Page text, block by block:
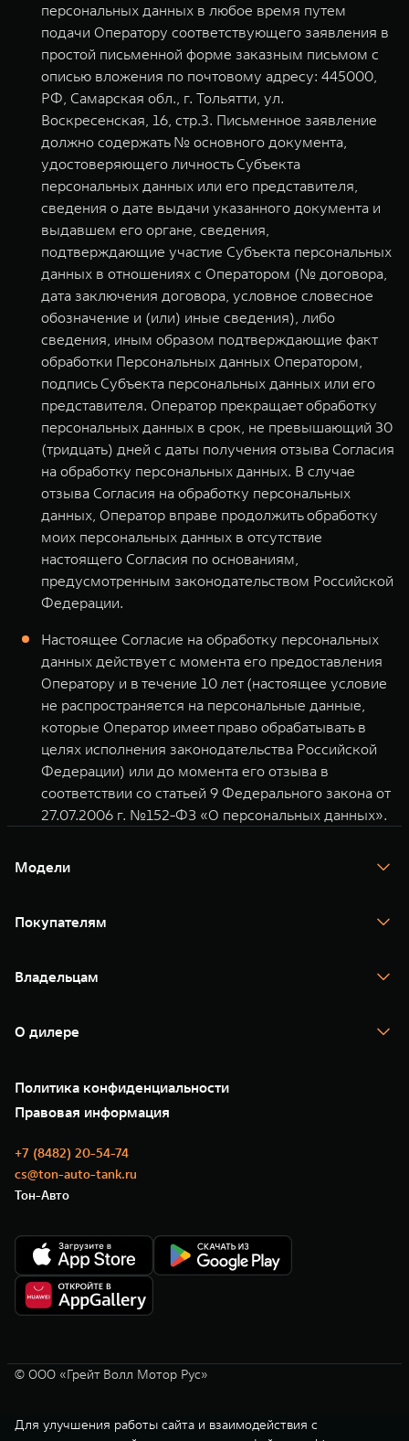
персональных данных в любое время путем
подачи Оператору соответствующего заявления в
простой письменной форме заказным письмом с
описью вложения по почтовому адресу: 445000,
РФ, Самарская обл., г. Тольятти, ул.
Воскресенская, 16, стр.3. Письменное заявление
должно содержать № основного документа,
удостоверяющего личность Субъекта
персональных данных или его представителя,
сведения о дате выдачи указанного документа и
выдавшем его органе, сведения,
подтверждающие участие Субъекта персональных
данных в отношениях с Оператором (№ договора,
дата заключения договора, условное словесное
обозначение и (или) иные сведения), либо
сведения, иным образом подтверждающие факт
обработки Персональных данных Оператором,
подпись Субъекта персональных данных или его
представителя. Оператор прекращает обработку
персональных данных в срок, не превышающий 30
(тридцать) дней с даты получения отзыва Согласия
на обработку персональных данных. В случае
отзыва Согласия на обработку персональных
данных, Оператор вправе продолжить обработку
моих персональных данных в отсутствие
настоящего Согласия по основаниям,
предусмотренным законодательством Российской
Федерации.
Настоящее Согласие на обработку персональных
данных действует с момента его предоставления
Оператору и в течение 10 лет (настоящее условие
не распространяется на персональные данные,
которые Оператор имеет право обрабатывать в
целях исполнения законодательства Российской
Федерации) или до момента его отзыва в
соответствии со статьей 9 Федерального закона от
27.07.2006 г. №152-ФЗ «О персональных данных».
Модели
TANK 400
TANK 500
Покупателям
Тест-драйв
TANK Финансы
Корпоративным клиентам
Зарядные станции
Владельцам
Помощь на дороге
Новые цифровые сервисы TANK
Сервис
Нулевое ТО
Моторные масла
О дилере
35 лет GWM
GWM ТЕХ ДЕНЬ
Новости
Политика конфиденциальности
Правовая информация
+7 (8482) 20-54-74
cs@ton-auto-tank.ru
Тон-Авто
© ООО «Грейт Волл Мотор Рус»
Для улучшения работы сайта и взаимодействия с